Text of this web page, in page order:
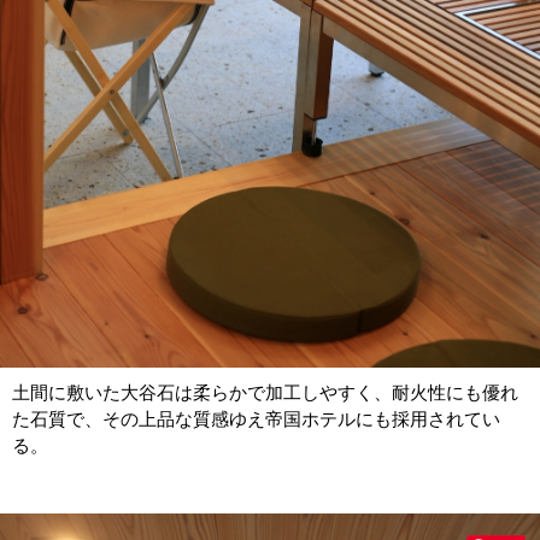
土間に敷いた大谷石は柔らかで加工しやすく、耐火性にも優れ
た石質で、その上品な質感ゆえ帝国ホテルにも採用されてい
る。